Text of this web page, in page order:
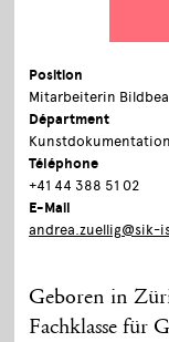
Position
Mitarbeiterin
Départment
Kunstdokumentation
Téléphone
+41 44 388 51 02
E-Mail
andrea.zuellig@sik-
Geboren in
Fachklasse für